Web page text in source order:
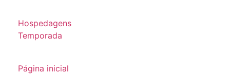
Hospedagens
Temporada
Página inicial